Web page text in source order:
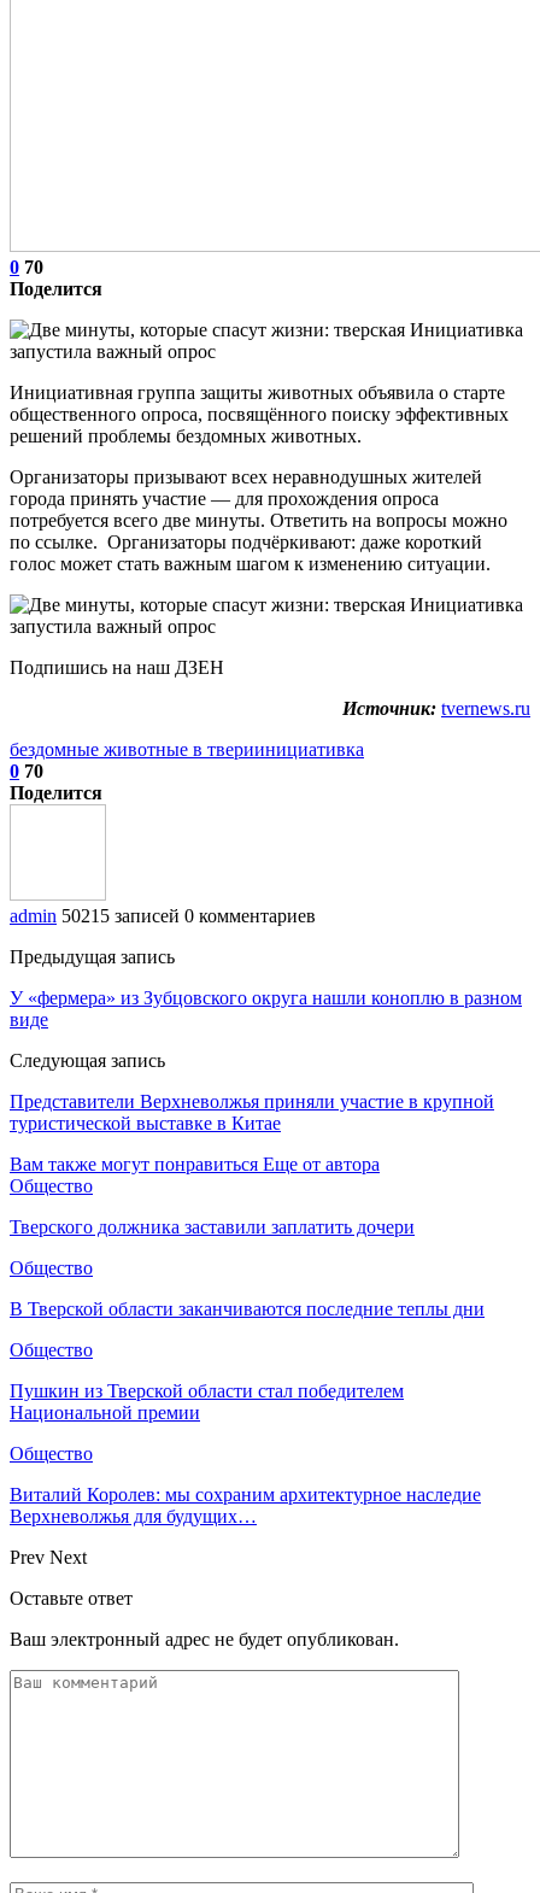
0 70
Поделится
Инициативная группа защиты животных объявила о старте
общественного опроса, посвящённого поиску эффективных
решений проблемы бездомных животных.
Организаторы призывают всех неравнодушных жителей
города принять участие — для прохождения опроса
потребуется всего две минуты. Ответить на вопросы можно
по ссылке. Организаторы подчёркивают: даже короткий
голос может стать важным шагом к изменению ситуации.
Подпишись на наш ДЗЕН
Источник: tvernews.ru
бездомные животные в твериинициативка
0 70
Поделится
admin 50215 записей 0 комментариев
Предыдущая запись
У «фермера» из Зубцовского округа нашли коноплю в разном
виде
Следующая запись
Представители Верхневолжья приняли участие в крупной
туристической выставке в Китае
Вам также могут понравиться Еще от автора
Общество
Тверского должника заставили заплатить дочери
Общество
В Тверской области заканчиваются последние теплы дни
Общество
Пушкин из Тверской области стал победителем
Национальной премии
Общество
Виталий Королев: мы сохраним архитектурное наследие
Верхневолжья для будущих…
Prev Next
Оставьте ответ
Ваш электронный адрес не будет опубликован.